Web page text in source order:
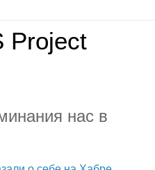
Project
нас в